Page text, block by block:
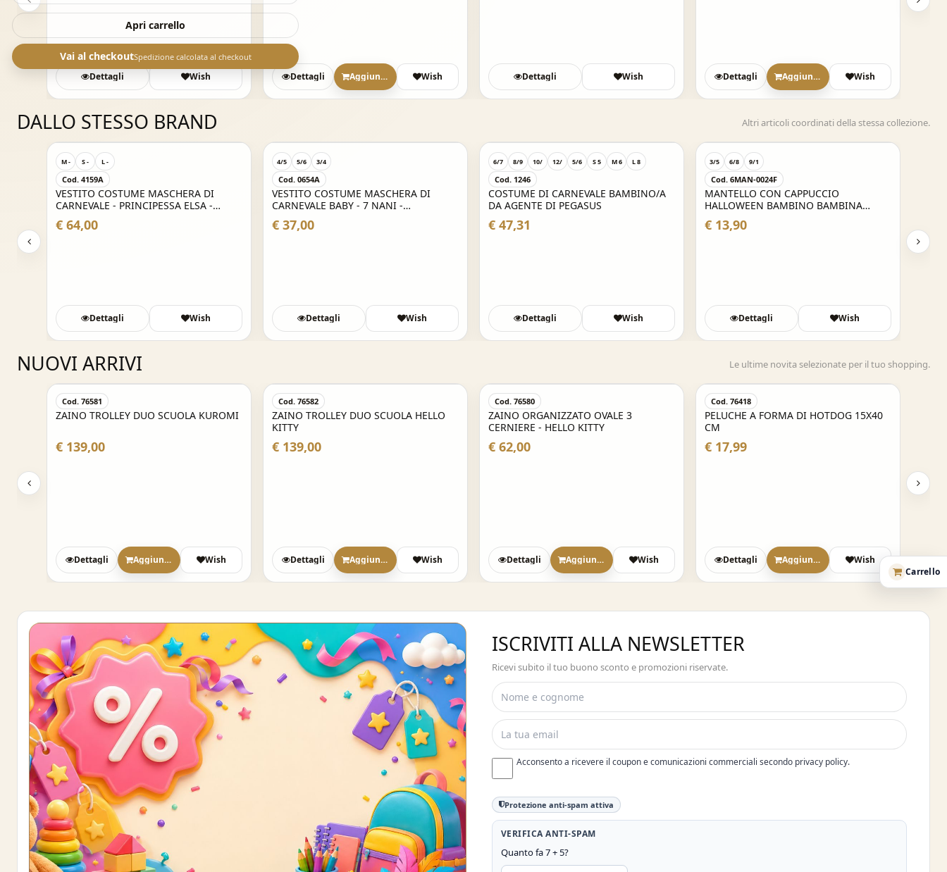
Apri carrello
Vai al checkoutSpedizione calcolata al checkout
Carrello
Dettagli Wish Dettagli Aggiungi Wish Dettagli Wish Dettagli Aggiungi Wish
DALLO STESSO BRAND Altri articoli coordinati della stessa collezione.
M - S - L -
Cod. 4159A
VESTITO COSTUME MASCHERA DI
CARNEVALE - PRINCIPESSA ELSA -
FROZEN - ADULTI
€ 64,00
Dettagli Wish
4/5 5/6 3/4
Cod. 0654A
VESTITO COSTUME MASCHERA DI
CARNEVALE BABY - 7 NANI -
BRONTOLO
€ 37,00
Dettagli Wish
6/7 8/9 10/ 12/ 5/6 S 5 M 6 L 8
Cod. 1246
COSTUME DI CARNEVALE BAMBINO/A
DA AGENTE DI PEGASUS
€ 47,31
Dettagli Wish
3/5 6/8 9/1
Cod. 6MAN-0024F
MANTELLO CON CAPPUCCIO
HALLOWEEN BAMBINO BAMBINA
NERO
€ 13,90
Dettagli Wish
NUOVI ARRIVI Le ultime novita selezionate per il tuo shopping.
Cod. 76581
ZAINO TROLLEY DUO SCUOLA KUROMI
€ 139,00
Dettagli Aggiungi Wish
Cod. 76582
ZAINO TROLLEY DUO SCUOLA HELLO
KITTY
€ 139,00
Dettagli Aggiungi Wish
Cod. 76580
ZAINO ORGANIZZATO OVALE 3
CERNIERE - HELLO KITTY
€ 62,00
Dettagli Aggiungi Wish
Cod. 76418
PELUCHE A FORMA DI HOTDOG 15X40
CM
€ 17,99
Dettagli Aggiungi Wish
ISCRIVITI ALLA NEWSLETTER
Ricevi subito il tuo buono sconto e promozioni riservate.
Acconsento a ricevere il coupon e comunicazioni commerciali secondo privacy policy.
Protezione anti-spam attiva
VERIFICA ANTI-SPAM
Quanto fa 7 + 5?